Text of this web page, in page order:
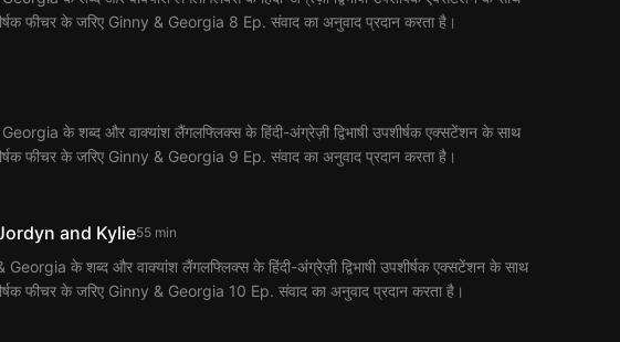
फीचर के जरिए Ginny & Georgia 8 Ep. संवाद का अनुवाद प्रदान करता है।
के शब्द और वाक्यांश लैंगलफ्लिक्स के हिंदी-अंग्रेज़ी द्विभाषी उपशीर्षक एक्सटेंशन के साथ
फीचर के जरिए Ginny & Georgia 9 Ep. संवाद का अनुवाद प्रदान करता है।
and Kylie55 min
के शब्द और वाक्यांश लैंगलफ्लिक्स के हिंदी-अंग्रेज़ी द्विभाषी उपशीर्षक एक्सटेंशन के साथ
फीचर के जरिए Ginny & Georgia 10 Ep. संवाद का अनुवाद प्रदान करता है।